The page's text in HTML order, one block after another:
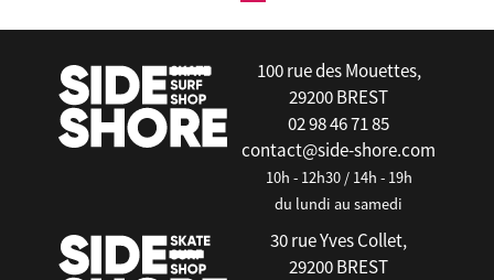
100 rue des Mouettes,
29200 BREST
02 98 46 71 85
contact@side-shore.com
10h - 12h30 / 14h - 19h
du lundi au samedi
30 rue Yves Collet,
29200 BREST